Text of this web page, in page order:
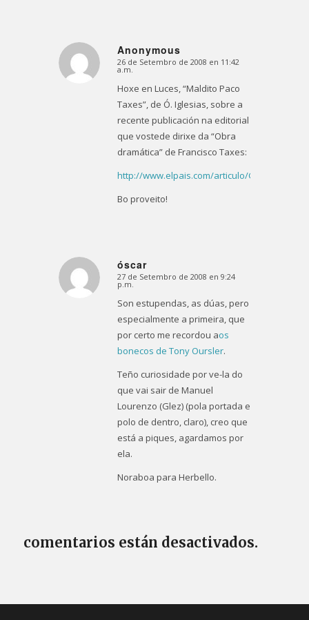
Anonymous
Dice:
26 de Setembro de 2008 en 11:42
a.m.
Hoxe en Luces, “Maldito Paco
Taxes”, de Ó. Iglesias, sobre a
recente publicación na editorial
que vostede dirixe da “Obra
dramática” de Francisco Taxes:
http://www.elpais.com/articulo/Galicia/
Bo proveito!
óscar
Dice:
27 de Setembro de 2008 en 9:24
p.m.
Son estupendas, as dúas, pero
especialmente a primeira, que
por certo me recordou aos
bonecos de Tony Oursler.
Teño curiosidade por ve-la do
que vai sair de Manuel
Lourenzo (Glez) (pola portada e
polo de dentro, claro), creo que
está a piques, agardamos por
ela.
Noraboa para Herbello.
comentarios están desactivados.